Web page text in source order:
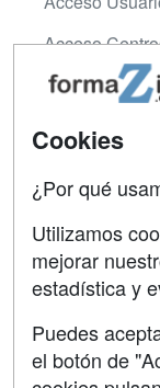
Acceso
Contactar
Copyleft
Grupo
Cookies
¿Por qué
Utilizamos
mejorar
estadística y
Puedes
el botón de